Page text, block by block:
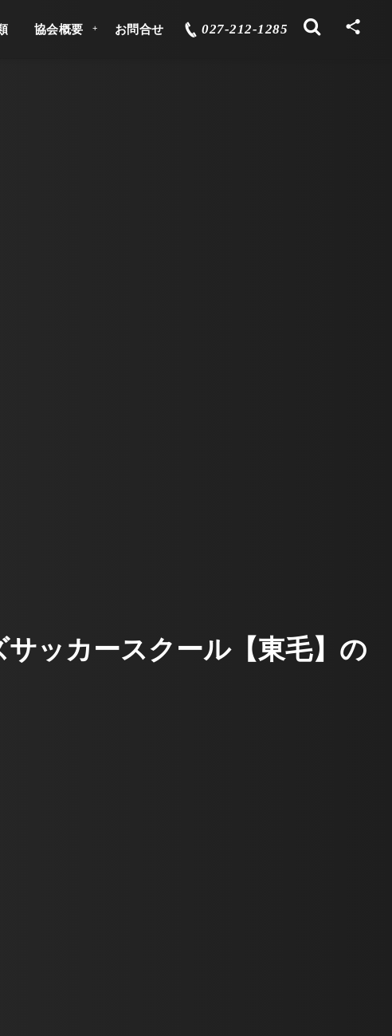
協会概要 お問合せ 027-212-1285
ッカースクール【東毛】の